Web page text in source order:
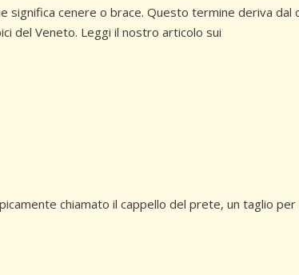
significa cenere o brace. Questo termine deriva dal
del Veneto. Leggi il nostro articolo sui
chiamato il cappello del prete, un taglio per